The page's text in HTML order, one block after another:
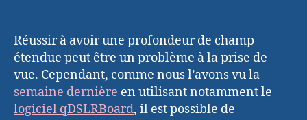
Réussir à avoir une profondeur de champ
étendue peut être un problème à la prise de
vue. Cependant, comme nous l’avons vu la
semaine dernière en utilisant notamment le
logiciel qDSLRBoard, il est possible de